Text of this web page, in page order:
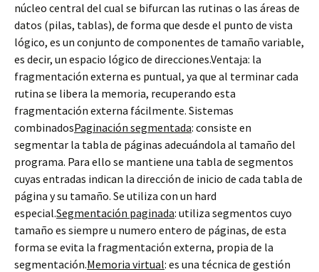
núcleo central del cual se bifurcan las rutinas o las áreas de
datos (pilas, tablas), de forma que desde el punto de vista
lógico, es un conjunto de componentes de tamaño variable,
es decir, un espacio lógico de direcciones.Ventaja: la
fragmentación externa es puntual, ya que al terminar cada
rutina se libera la memoria, recuperando esta
fragmentación externa fácilmente. Sistemas
combinadosPaginación segmentada: consiste en
segmentar la tabla de páginas adecuándola al tamaño del
programa. Para ello se mantiene una tabla de segmentos
cuyas entradas indican la dirección de inicio de cada tabla de
página y su tamaño. Se utiliza con un hard
especial.Segmentación paginada: utiliza segmentos cuyo
tamaño es siempre u numero entero de páginas, de esta
forma se evita la fragmentación externa, propia de la
segmentación.Memoria virtual: es una técnica de gestión